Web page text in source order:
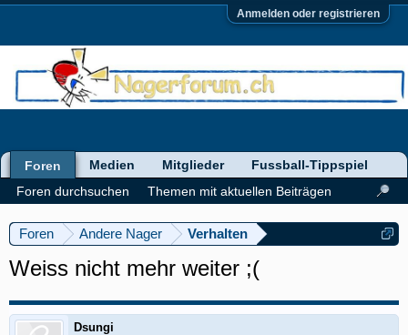
Anmelden oder registrieren
Foren Andere Nager Verhalten
Weiss nicht mehr weiter ;(
Dsungi
Foren
Foren durchsuchen
Themen mit aktuellen Beiträgen
Medien Mitglieder Fussball-Tippspiel